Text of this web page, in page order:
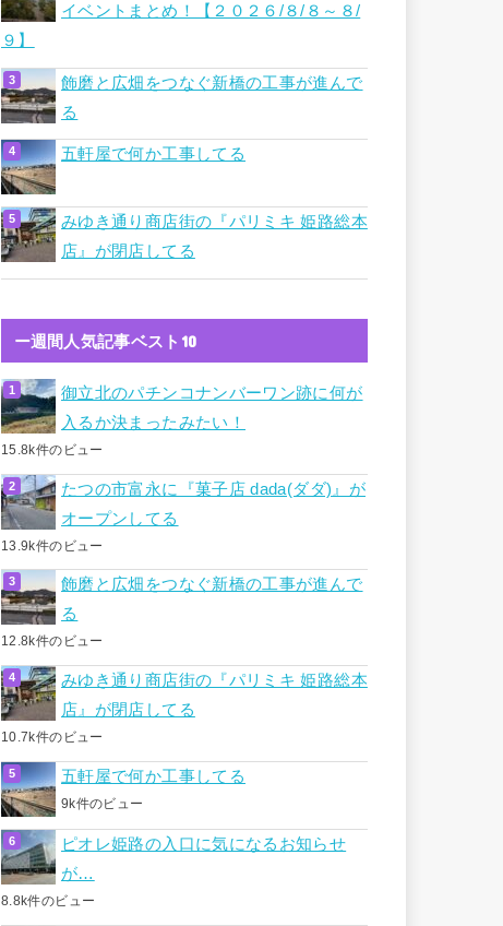
イベントまとめ！【２０２６/８/８～８/
９】
飾磨と広畑をつなぐ新橋の工事が進んで
る
五軒屋で何か工事してる
みゆき通り商店街の『パリミキ 姫路総本
店』が閉店してる
ー週間人気記事ベスト10
御立北のパチンコナンバーワン跡に何が
入るか決まったみたい！
15.8k件のビュー
たつの市富永に『菓子店 dada(ダダ)』が
オープンしてる
13.9k件のビュー
飾磨と広畑をつなぐ新橋の工事が進んで
る
12.8k件のビュー
みゆき通り商店街の『パリミキ 姫路総本
店』が閉店してる
10.7k件のビュー
五軒屋で何か工事してる
9k件のビュー
ピオレ姫路の入口に気になるお知らせ
が…
8.8k件のビュー